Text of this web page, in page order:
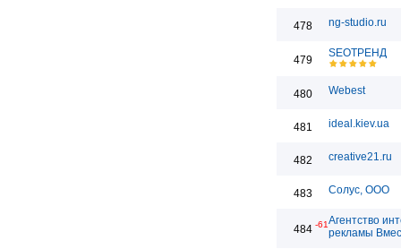
478 ng-studio.ru
479
SEOТРЕНД
480 Webest
481 ideal.kiev.ua
482 creative21.ru
483 Солус, ООО
484 -61Агентство
рекламы